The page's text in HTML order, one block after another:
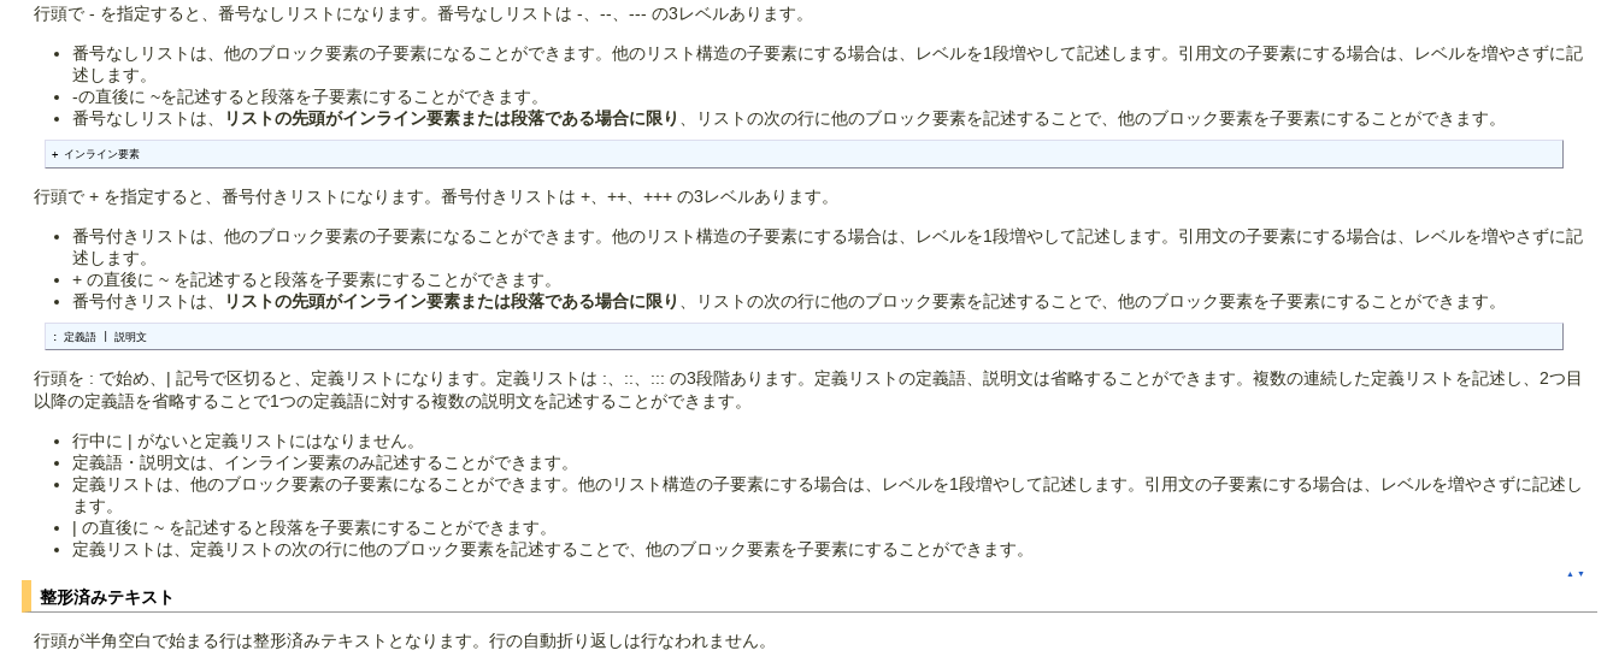
行頭で - を指定すると、番号なしリストになります。番号なしリストは -、--、--- の3レベルあります。
番号なしリストは、他のブロック要素の子要素になることができます。他のリスト構造の子要素にする場合は、レベルを1段増やして記述します。引用文の子要素にする場合は、レベルを増やさずに記
述します。
-の直後に ~を記述すると段落を子要素にすることができます。
番号なしリストは、
リストの先頭がインライン要素または段落である場合に限り 、リストの次の行に他のブロック要素を記述することで、他のブロック要素を子要素にすることができます。
+ インライン要素
行頭で + を指定すると、番号付きリストになります。番号付きリストは +、++、+++ の3レベルあります。
番号付きリストは、他のブロック要素の子要素になることができます。他のリスト構造の子要素にする場合は、レベルを1段増やして記述します。引用文の子要素にする場合は、レベルを増やさずに記
述します。
+ の直後に ~ を記述すると段落を子要素にすることができます。
番号付きリストは、
リストの先頭がインライン要素または段落である場合に限り 、リストの次の行に他のブロック要素を記述することで、他のブロック要素を子要素にすることができます。
: 定義語 | 説明文
行頭を : で始め、| 記号で区切ると、定義リストになります。定義リストは :、::、::: の3段階あります。定義リストの定義語、説明文は省略することができます。複数の連続した定義リストを記述し、2つ目
以降の定義語を省略することで1つの定義語に対する複数の説明文を記述することができます。
行中に | がないと定義リストにはなりません。
定義語・説明文は、インライン要素のみ記述することができます。
定義リストは、他のブロック要素の子要素になることができます。他のリスト構造の子要素にする場合は、レベルを1段増やして記述します。引用文の子要素にする場合は、レベルを増やさずに記述し
ます。
| の直後に ~ を記述すると段落を子要素にすることができます。
定義リストは、定義リストの次の行に他のブロック要素を記述することで、他のブロック要素を子要素にすることができます。
▲ ▼
整形済みテキスト
行頭が半角空白で始まる行は整形済みテキストとなります。行の自動折り返しは行なわれません。